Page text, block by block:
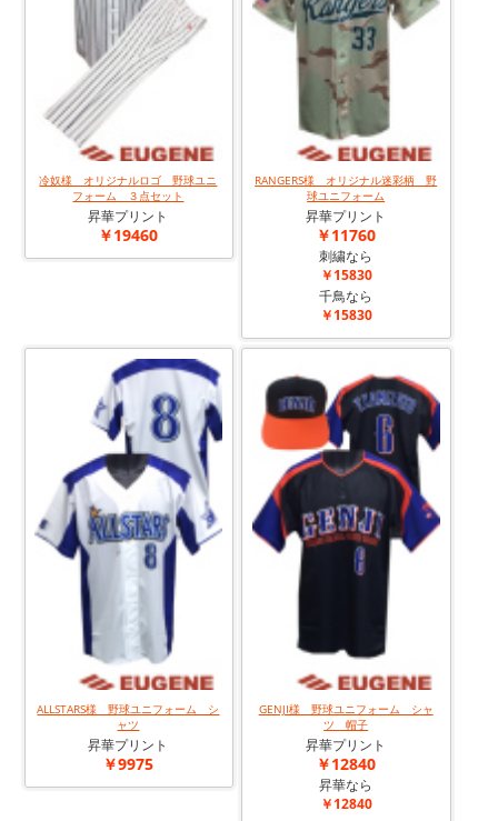
冷奴様 オリジナルロゴ 野球ユニ
フォーム ３点セット
昇華プリント
￥19460
RANGERS様 オリジナル迷彩柄 野
球ユニフォーム
昇華プリント
￥11760
刺繍なら
￥15830
千鳥なら
￥15830
ALLSTARS様 野球ユニフォーム シ
ャツ
昇華プリント
￥9975
GENJI様 野球ユニフォーム シャ
ツ 帽子
昇華プリント
￥12840
昇華なら
￥12840